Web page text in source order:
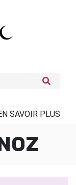
SAVOIR PLUS